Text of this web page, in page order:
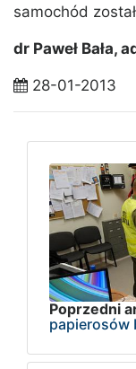
samochód
dr Paweł Bała,
28-01-2013
Poprzedni
papierosów